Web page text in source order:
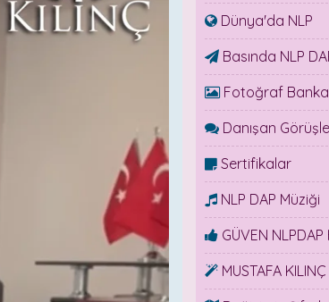
Dünya'da NLP
Basında NLP
Fotoğraf
Danışan
Sertifikalar
NLP DAP Müziği
GÜVEN
MUSTAFA